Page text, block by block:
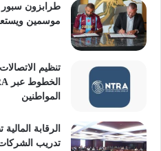
طرابزون سبور
موسمين
تنظيم
المواطنين
الرقابة
تدريب